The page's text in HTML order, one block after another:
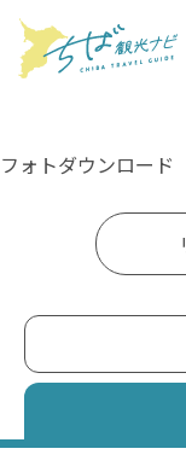
フォトダウンロード